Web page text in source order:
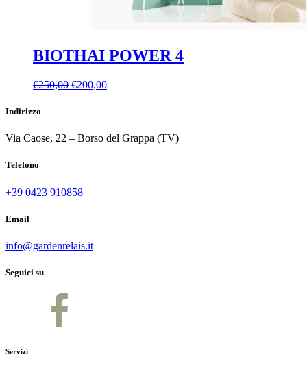
BIOTHAI POWER 4
€250,00 Il
€250,00.
€200,00Il
€200,00.
Indirizzo
Via Caose, 22 – Borso del Grappa (TV)
Telefono
+39 0423 910858
Email
info@gardenrelais.it
Seguici su
Servizi